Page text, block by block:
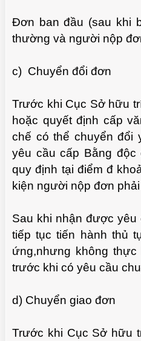
Đơn ban đầu (sau khi
thường và người nộp
c) Chuyển đổi đơn
Trước khi Cục Sở hữu
hoặc quyết định cấp
chế có thể chuyển đổi
yêu cầu cấp Bằng
quy định tại điểm đ
kiện người nộp đơn
Sau khi nhận được
tiếp tục tiến hành thủ
ứng,nhưng không
trước khi có yêu cầu
d) Chuyển giao đơn
Trước khi Cục Sở hữu